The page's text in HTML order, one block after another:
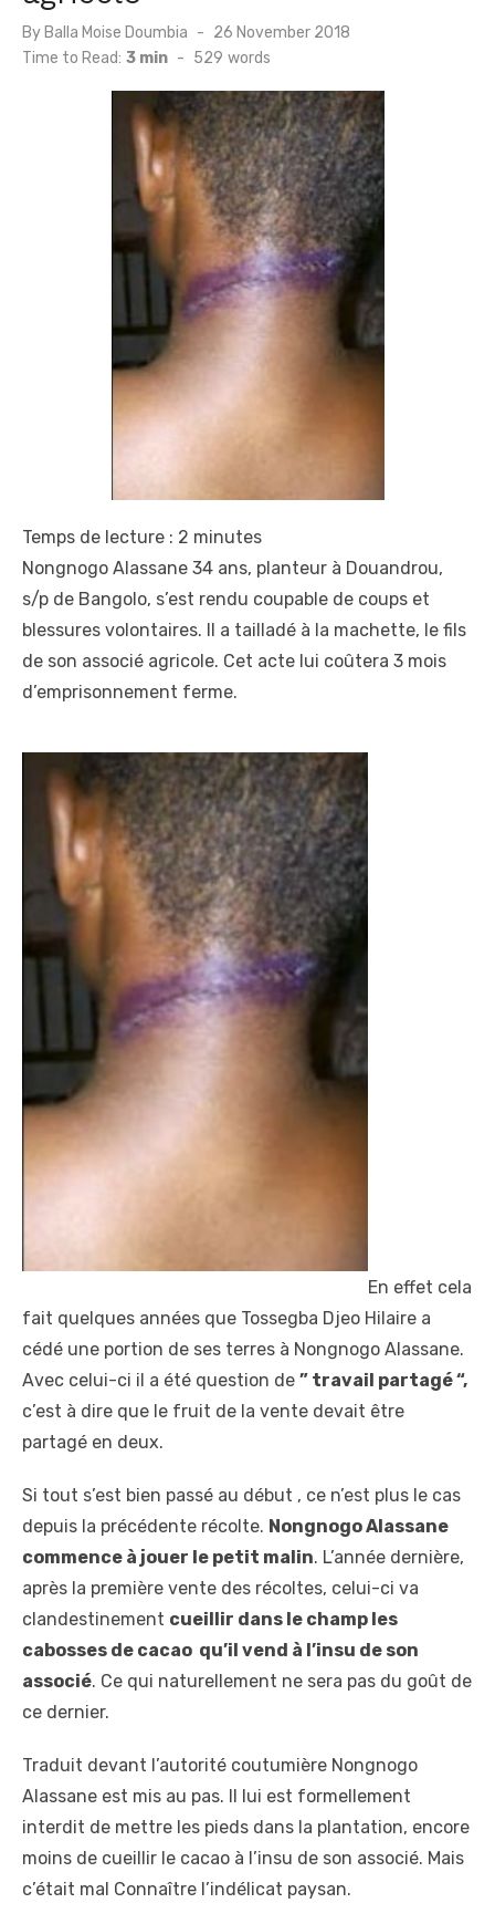
By Balla Moise Doumbia
Posted
on
26 November 2018
Time to Read: 3 min - 529 words
Temps de lecture : 2 minutes
Nongnogo Alassane 34 ans, planteur à Douandrou,
s/p de Bangolo, s’est rendu coupable de coups et
blessures volontaires. Il a tailladé à la machette, le fils
de son associé agricole. Cet acte lui coûtera 3 mois
d’emprisonnement ferme.
En effet cela
fait quelques années que Tossegba Djeo Hilaire a
cédé une portion de ses terres à Nongnogo Alassane.
Avec celui-ci il a été question de ” travail partagé “,
c’est à dire que le fruit de la vente devait être
partagé en deux.
Si tout s’est bien passé au début , ce n’est plus le cas
depuis la précédente récolte. Nongnogo Alassane
commence à jouer le petit malin. L’année dernière,
après la première vente des récoltes, celui-ci va
clandestinement cueillir dans le champ les
cabosses de cacao qu’il vend à l’insu de son
associé. Ce qui naturellement ne sera pas du goût de
ce dernier.
Traduit devant l’autorité coutumière Nongnogo
Alassane est mis au pas. Il lui est formellement
interdit de mettre les pieds dans la plantation, encore
moins de cueillir le cacao à l’insu de son associé. Mais
c’était mal Connaître l’indélicat paysan.